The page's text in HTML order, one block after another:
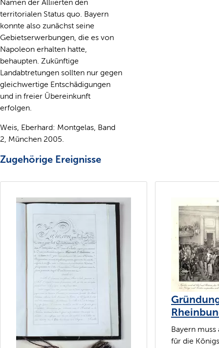
Namen der Alliierten den
territorialen Status quo. Bayern
konnte also zunächst seine
Gebietserwerbungen, die es von
Napoleon erhalten hatte,
behaupten. Zukünftige
Landabtretungen sollten nur gegen
gleichwertige Entschädigungen
und in freier Übereinkunft
erfolgen.
Weis, Eberhard: Montgelas, Band
2, München 2005.
Zugehörige Ereignisse
Bayern muss
für die